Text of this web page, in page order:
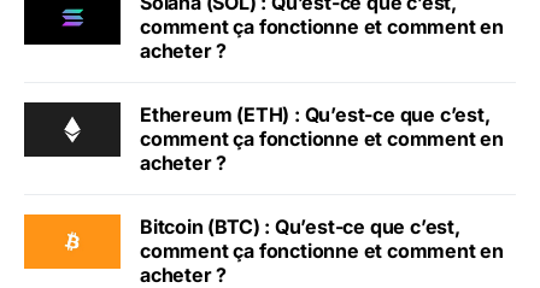
comment ça fonctionne et comment en
acheter ?
Ethereum (ETH) : Qu’est-ce que c’est,
comment ça fonctionne et comment en
acheter ?
Bitcoin (BTC) : Qu’est-ce que c’est,
comment ça fonctionne et comment en
acheter ?